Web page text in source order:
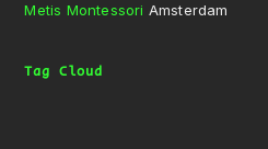
Metis Montessori Amsterdam
Tag Cloud